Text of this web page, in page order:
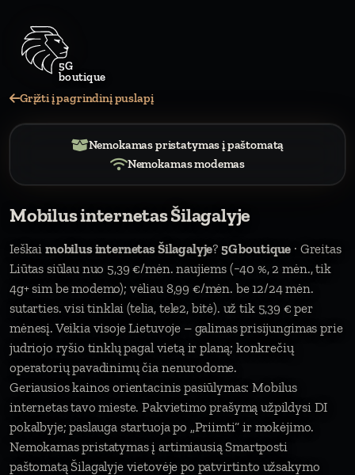
Grįžti į pagrindinį puslapį
Nemokamas pristatymas į paštomatą
Nemokamas modemas
Mobilus internetas Šilagalyje
Ieškai mobilus internetas Šilagalyje? 5G boutique · Greitas
Liūtas siūlau nuo 5,39 €/mėn. naujiems (−40 %, 2 mėn., tik
4g+ sim be modemo); vėliau 8,99 €/mėn. be 12/24 mėn.
sutarties. visi tinklai (telia, tele2, bitė). už tik 5,39 € per
mėnesį. Veikia visoje Lietuvoje – galimas prisijungimas prie
judriojo ryšio tinklų pagal vietą ir planą; konkrečių
operatorių pavadinimų čia nenurodome.
Geriausios kainos orientacinis pasiūlymas: Mobilus
internetas tavo mieste. Pakvietimo prašymą užpildysi DI
pokalbyje; paslauga startuoja po „Priimti“ ir mokėjimo.
Nemokamas pristatymas į artimiausią Smartposti
paštomatą Šilagalyje vietovėje po patvirtinto užsakymo